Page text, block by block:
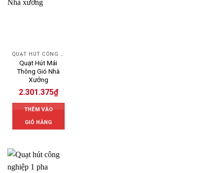
Quạt Hút Mái
Thông Gió Nhà
Xưởng
2.301.375₫
THÊM VÀO
GIỎ HÀNG